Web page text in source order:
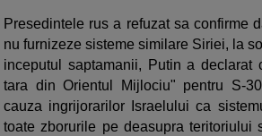
Presedintele rus a refuzat sa confirme
nu furnizeze sisteme similare Siriei, la
inceputul saptamanii, Putin a
tara din Orientul Mijlociu" pentru S-
cauza ingrijorarilor Israelului ca
toate zborurile pe deasupra teritoriului